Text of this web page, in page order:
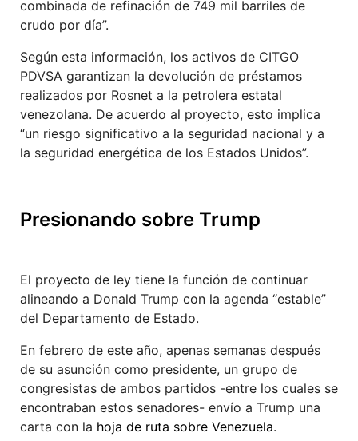
combinada de refinación de 749 mil barriles de
crudo por día”.
Según esta información, los activos de CITGO
PDVSA garantizan la devolución de préstamos
realizados por Rosnet a la petrolera estatal
venezolana. De acuerdo al proyecto, esto implica
“un riesgo significativo a la seguridad nacional y a
la seguridad energética de los Estados Unidos”.
Presionando sobre Trump
El proyecto de ley tiene la función de continuar
alineando a Donald Trump con la agenda “estable”
del Departamento de Estado.
En febrero de este año, apenas semanas después
de su asunción como presidente, un grupo de
congresistas de ambos partidos -entre los cuales se
encontraban estos senadores- envío a Trump una
carta con la hoja de ruta sobre Venezuela.